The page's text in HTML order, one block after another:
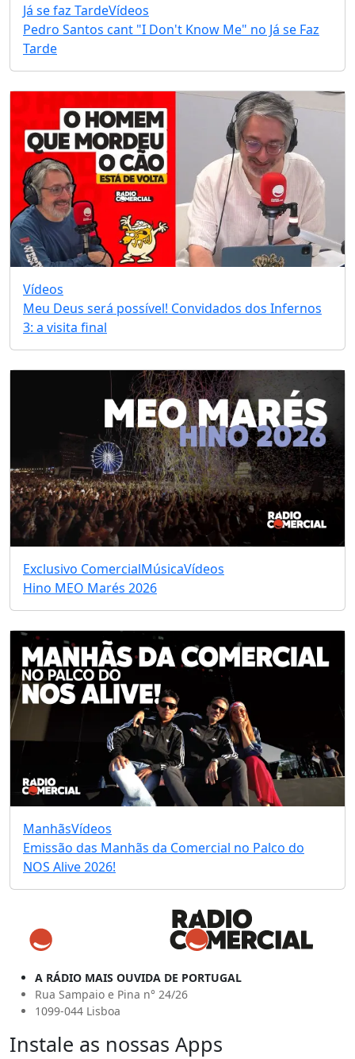
Já se faz TardeVídeos
Pedro Santos cant "I Don't Know Me" no Já se Faz
Tarde
Vídeos
Meu Deus será possível! Convidados dos Infernos
3: a visita final
Exclusivo ComercialMúsicaVídeos
Hino MEO Marés 2026
ManhãsVídeos
Emissão das Manhãs da Comercial no Palco do
NOS Alive 2026!
A RÁDIO MAIS OUVIDA DE PORTUGAL
Rua Sampaio e Pina n° 24/26
1099-044 Lisboa
Instale as nossas Apps